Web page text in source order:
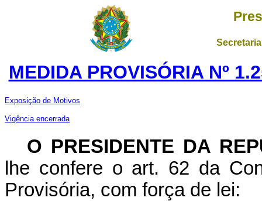
MEDIDA PROVISÓRIA Nº
Exposição de Motivos
Vigência encerrada
O PRESIDENTE DA
lhe confere o art. 62 da
Provisória, com força de lei: